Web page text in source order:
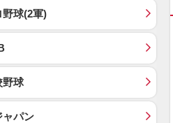
野球(2軍)
野球
ャパン